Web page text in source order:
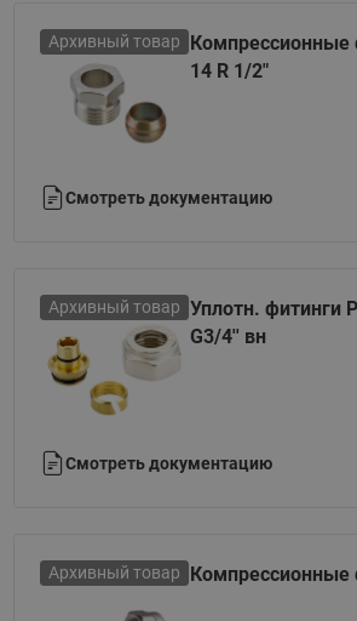
Архивный товар
Компрессионные
14 R 1/2"
Смотреть документацию
Архивный товар Уплотн. фитинги
G3/4'' вн
Смотреть документацию
Архивный товар Компрессионные